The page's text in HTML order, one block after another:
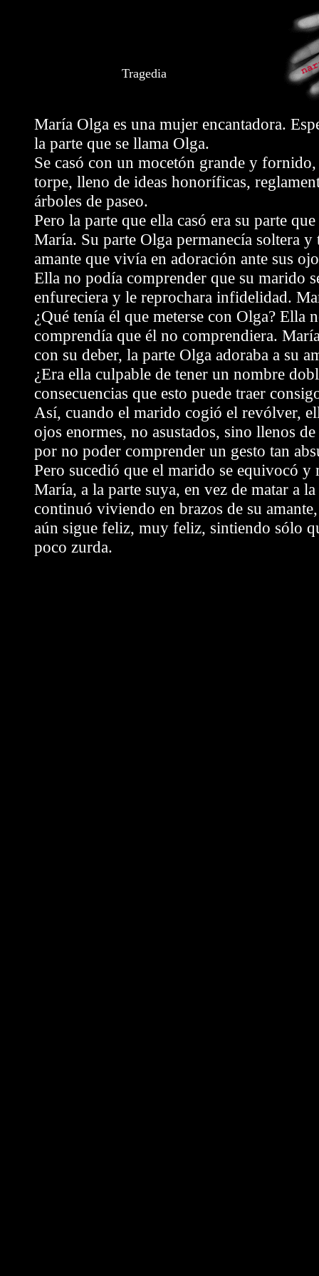
Tragedia
María Olga es una mujer encantadora.
la parte que se llama Olga.
Se casó con un mocetón grande y
torpe, lleno de ideas honoríficas,
árboles de paseo.
Pero la parte que ella casó era su parte
María. Su parte Olga permanecía soltera y
amante que vivía en adoración ante sus
Ella no podía comprender que su marido
enfureciera y le reprochara infidelidad.
¿Qué tenía él que meterse con Olga? Ella
comprendía que él no comprendiera.
con su deber, la parte Olga adoraba a su
¿Era ella culpable de tener un nombre
consecuencias que esto puede traer
Así, cuando el marido cogió el revólver,
ojos enormes, no asustados, sino llenos
por no poder comprender un gesto tan
Pero sucedió que el marido se equivocó y
María, a la parte suya, en vez de matar a
continuó viviendo en brazos de su
aún sigue feliz, muy feliz, sintiendo sólo
poco zurda.